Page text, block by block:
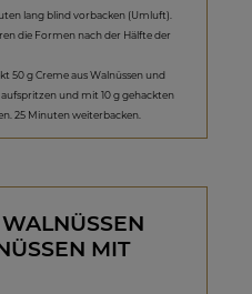
lang blind vorbacken (Umluft).
die Formen nach der Hälfte der
50 g Creme aus Walnüssen und
und mit 10 g gehackten
25 Minuten weiterbacken.
MIT